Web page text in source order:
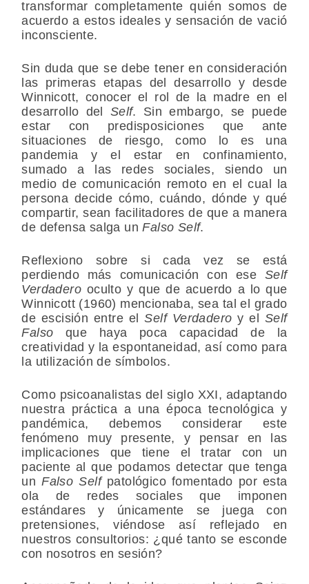
transformar completamente quién somos de
acuerdo a estos ideales y sensación de vació
inconsciente.
Sin duda que se debe tener en consideración
las primeras etapas del desarrollo y desde
Winnicott, conocer el rol de la madre en el
desarrollo del Self. Sin embargo, se puede
estar con predisposiciones que ante
situaciones de riesgo, como lo es una
pandemia y el estar en confinamiento,
sumado a las redes sociales, siendo un
medio de comunicación remoto en el cual la
persona decide cómo, cuándo, dónde y qué
compartir, sean facilitadores de que a manera
de defensa salga unFalso Self.
Reflexiono sobre si cada vez se está
perdiendo más comunicación con eseSelf
Verdaderooculto y que de acuerdo a lo que
Winnicott (1960) mencionaba, sea tal el grado
de escisión entre elSelf Verdadero y elSelf
Falso que haya poca capacidad de la
creatividad y la espontaneidad, así como para
la utilización de símbolos.
Como psicoanalistas del siglo XXI, adaptando
nuestra práctica a una época tecnológica y
pandémica, debemos considerar este
fenómeno muy presente, y pensar en las
implicaciones que tiene el tratar con un
paciente al que podamos detectar que tenga
unFalso Selfpatológico fomentado por esta
ola de redes sociales que imponen
estándares y únicamente se juega con
pretensiones, viéndose así reflejado en
nuestros consultorios: ¿qué tanto se esconde
con nosotros en sesión?